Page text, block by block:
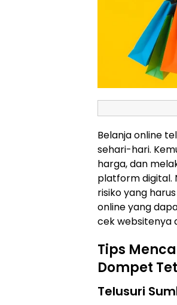
Belanja online
sehari-hari.
harga, dan
platform digital.
risiko yang
online yang
cek websitenya
Tips
Dompet
Telusuri